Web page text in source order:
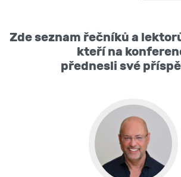
Zde seznam řečníků a
kteří na
přednesli své